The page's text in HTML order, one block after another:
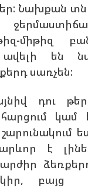
Նախքան
միթիզ
են
սառչեն:
դու
հարցում
է
բայց